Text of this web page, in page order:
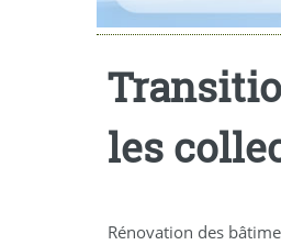
les
Rénovation des